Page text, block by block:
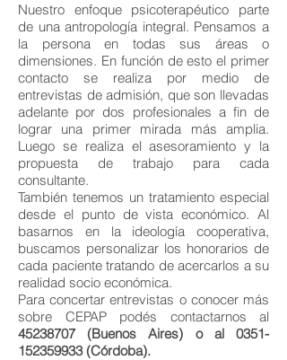
Nuestro enfoque psicoterapéutico parte
de una antropología integral. Pensamos a
la persona en todas sus áreas o
dimensiones. En función de esto el primer
contacto se realiza por medio de
entrevistas de admisión, que son llevadas
adelante por dos profesionales a fin de
lograr una primer mirada más amplia.
Luego se realiza el asesoramiento y la
propuesta de trabajo para cada
consultante.
También tenemos un tratamiento especial
desde el punto de vista económico. Al
basarnos en la ideología cooperativa,
buscamos personalizar los honorarios de
cada paciente tratando de acercarlos a su
realidad socio económica.
Para concertar entrevistas o conocer más
sobre CEPAP podés contactarnos al
45238707(Buenos Aires) o al 0351-
152359933(Córdoba).